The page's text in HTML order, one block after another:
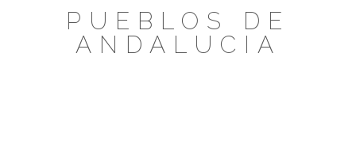
PUEBLOS DE
ANDALUCIA